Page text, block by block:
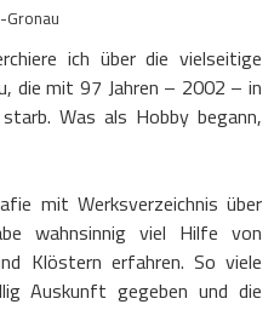
ich über die vielseitige
die mit 97 Jahren – 2002 – in
Was als Hobby begann,
mit Werksverzeichnis über
wahnsinnig viel Hilfe von
Klöstern erfahren. So viele
Auskunft gegeben und die